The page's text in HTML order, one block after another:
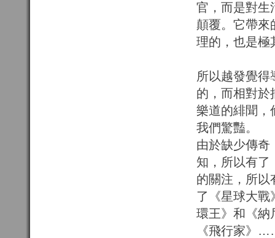
官，而是對生
顛覆。它帶來
理的，也是極
所以越發覺
的，而相對於
樂道的緋聞，
我們驚豔。
由於缺少傳奇
知，所以有了
的關注，所以
了《星球大戰
環王》和《納
《飛行家》